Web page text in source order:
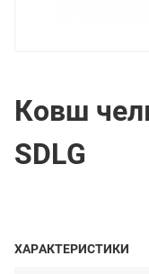
Ковш
SDLG
ХАРАКТЕРИСТИКИ